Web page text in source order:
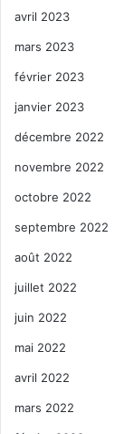
avril 2023
mars 2023
février 2023
janvier 2023
décembre 2022
novembre 2022
octobre 2022
septembre 2022
août 2022
juillet 2022
juin 2022
mai 2022
avril 2022
mars 2022